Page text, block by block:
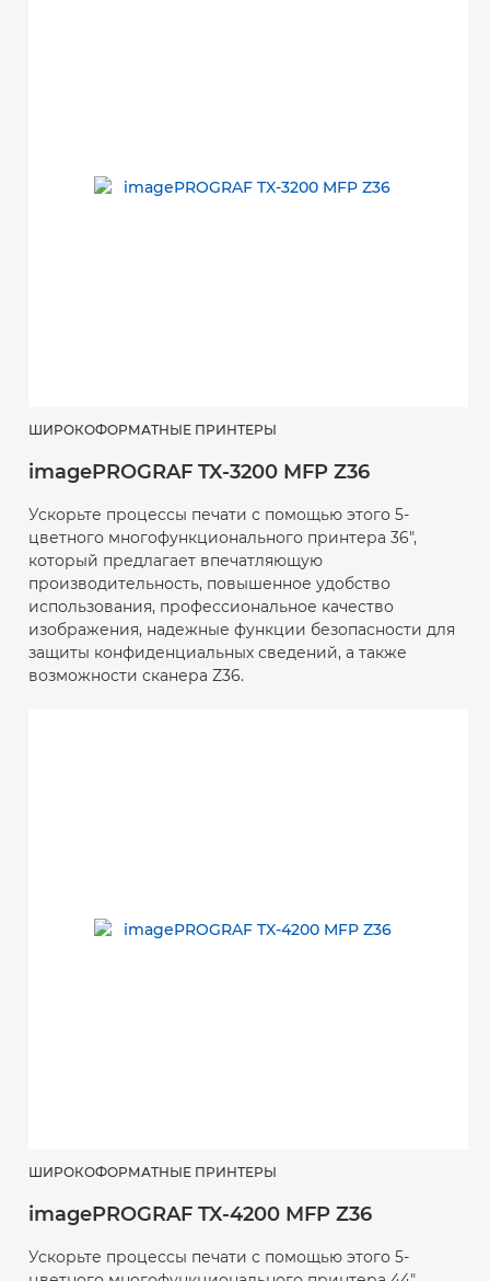
ШИРОКОФОРМАТНЫЕ ПРИНТЕРЫ
imagePROGRAF TX-3200 MFP Z36
Ускорьте процессы печати с помощью этого 5-
цветного многофункционального принтера 36",
который предлагает впечатляющую
производительность, повышенное удобство
использования, профессиональное качество
изображения, надежные функции безопасности для
защиты конфиденциальных сведений, а также
возможности сканера Z36.
ШИРОКОФОРМАТНЫЕ ПРИНТЕРЫ
imagePROGRAF TX-4200 MFP Z36
Ускорьте процессы печати с помощью этого 5-